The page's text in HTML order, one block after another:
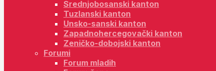
Srednjobosanski kanton
Tuzlanski kanton
Unsko-sanski kanton
Zapadnohercegovački kanton
Zeničko-dobojski kanton
Forumi
Forum mladih